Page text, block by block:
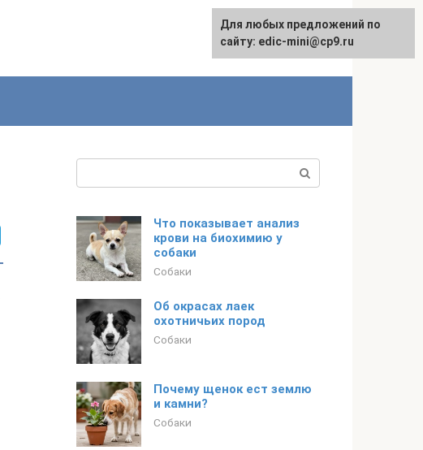
Что показывает анализ
крови на биохимию у
собаки
Собаки
Об окрасах лаек
охотничьих пород
Собаки
Почему щенок ест землю
и камни?
Собаки
Для любых предложений по
сайту: edic-mini@cp9.ru